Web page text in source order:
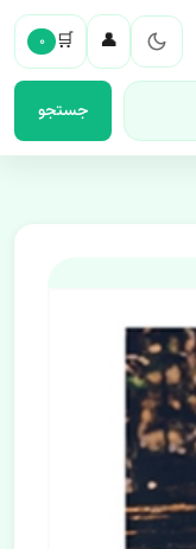
جستجو
👤
🛒 ۰